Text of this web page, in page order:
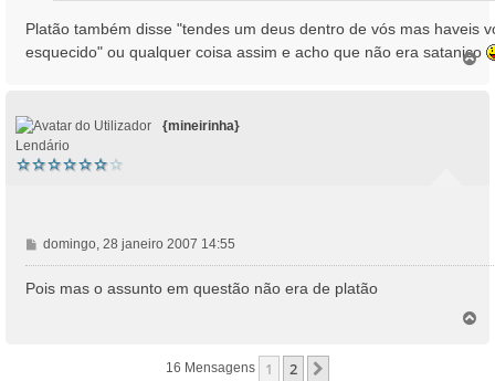
Platão também disse "tendes um deus dentro de vós mas haveis
esquecido" ou qualquer coisa assim e acho que não era satanicoT
{mineirinha}
Lendário
M
e
n
domingo, 28 janeiro 2007 14:55
Pois mas o assunto em questão não era de platão
16 Mensagens 1 2